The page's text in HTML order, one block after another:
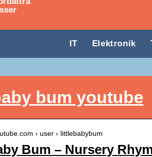
IT Elektronik
bum youtube
› user › littlebabybum
Bum – Nursery